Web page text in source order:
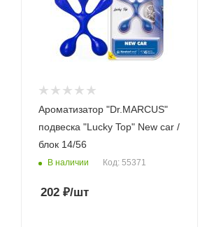
Ароматизатор "Dr.MARCUS"
подвеска "Lucky Top" New car /
блок 14/56
В наличии Код: 55371
202 ₽/шт